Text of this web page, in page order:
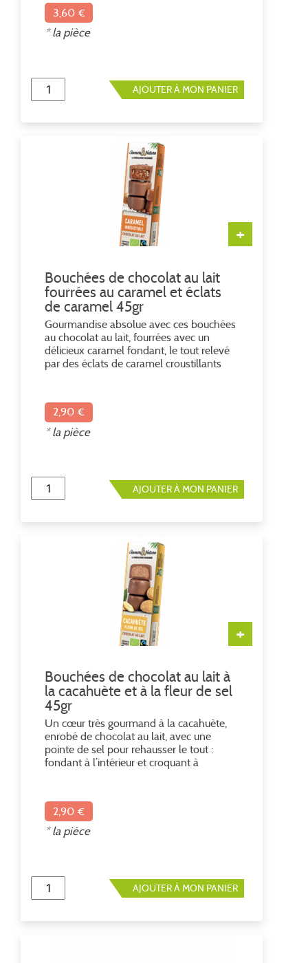
3,60 €
* la pièce
AJOUTER À MON PANIER
+
Bouchées de chocolat au lait
fourrées au caramel et éclats
de caramel 45gr
Gourmandise absolue avec ces bouchées
au chocolat au lait, fourrées avec un
délicieux caramel fondant, le tout relevé
par des éclats de caramel croustillants
chocolat au lait 40% cacao minimum*
(sucre de canne*, beurre de cacao*,
poudre de lait entier*, pâte de cacao*),
sucre de canne*, crème de lait*, sirop de
biologique
2,90 €
* la pièce
AJOUTER À MON PANIER
+
Bouchées de chocolat au lait à
la cacahuète et à la fleur de sel
45gr
Un cœur très gourmand à la cacahuète,
enrobé de chocolat au lait, avec une
pointe de sel pour rehausser le tout :
fondant à l’intérieur et croquant à
(sucre de canne*, beurre de cacao*,
poudre de lait entier*, pâte de cacao*),
cacahuètes* 25 %, fleur de sel 0,26 %. *
Ingrédient issu de l'agriculture biologique
2,90 €
* la pièce
AJOUTER À MON PANIER